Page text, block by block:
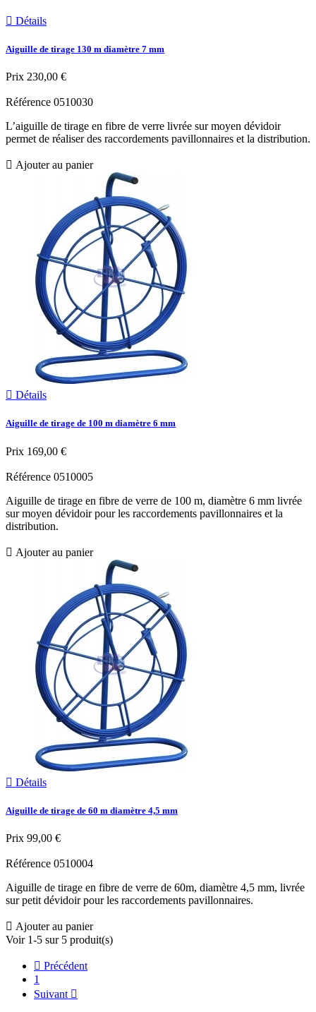
 Détails
Aiguille de tirage 130 m diamètre 7 mm
Prix 230,00 €
Référence 0510030
L’aiguille de tirage en fibre de verre livrée sur moyen dévidoir
permet de réaliser des raccordements pavillonnaires et la distribution.
 Ajouter au panier
 Détails
Aiguille de tirage de 100 m diamètre 6 mm
Prix 169,00 €
Référence 0510005
Aiguille de tirage en fibre de verre de 100 m, diamètre 6 mm livrée
sur moyen dévidoir pour les raccordements pavillonnaires et la
distribution.
 Ajouter au panier
 Détails
Aiguille de tirage de 60 m diamètre 4,5 mm
Prix 99,00 €
Référence 0510004
Aiguille de tirage en fibre de verre de 60m, diamètre 4,5 mm, livrée
sur petit dévidoir pour les raccordements pavillonnaires.
 Ajouter au panier
Voir 1-5 sur 5 produit(s)
 Précédent
1
Suivant 